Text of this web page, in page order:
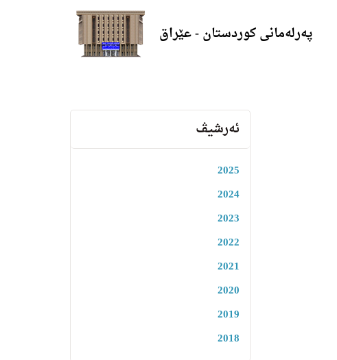
پەرلەمانی کوردستان - عێراق
ئەرشیڤ
2025
2024
2023
2022
2021
2020
2019
2018